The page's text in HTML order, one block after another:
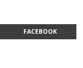
FACEBOOK